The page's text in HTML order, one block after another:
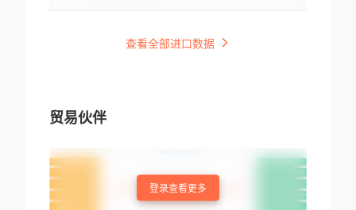
查看全部进口数据
贸易伙伴
登录查看更多